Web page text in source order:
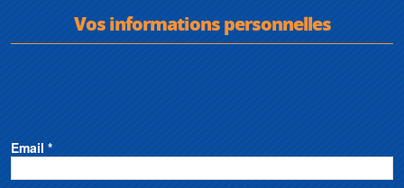
• Nombre de phases (Ph) : 1
• Fréquence (Hz) : 50 / 60
Vos informations personnelles
Email *